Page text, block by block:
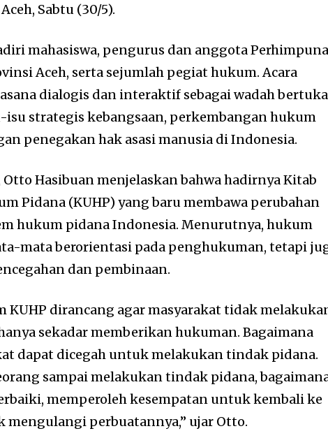
Sabtu (30/5).
mahasiswa, pengurus dan anggota
Aceh, serta sejumlah pegiat hukum. Acara
dialogis dan interaktif sebagai wadah
isu strategis kebangsaan, perkembangan hukum
penegakan hak asasi manusia di Indonesia.
Hasibuan menjelaskan bahwa hadirnya Kitab
Pidana (KUHP) yang baru membawa perubahan
hukum pidana Indonesia. Menurutnya, hukum
mata berorientasi pada penghukuman, tetapi
dan pembinaan.
KUHP dirancang agar masyarakat tidak
sekadar memberikan hukuman. Bagaimana
dapat dicegah untuk melakukan tindak pidana.
sampai melakukan tindak pidana,
memperoleh kesempatan untuk kembali ke
mengulangi perbuatannya,” ujar Otto.